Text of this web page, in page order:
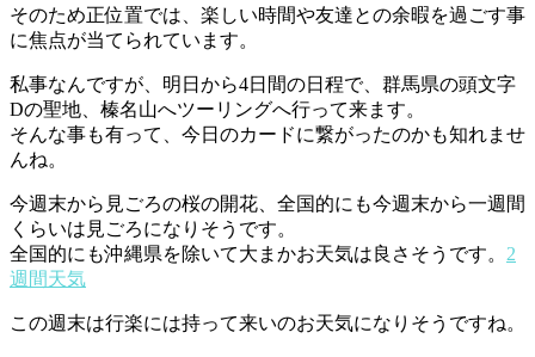
そのため正位置では、楽しい時間や友達との余暇を過ごす事
に焦点が当てられています。
私事なんですが、明日から4日間の日程で、群馬県の頭文字
Dの聖地、榛名山へツーリングへ行って来ます。
そんな事も有って、今日のカードに繋がったのかも知れませ
んね。
今週末から見ごろの桜の開花、全国的にも今週末から一週間
くらいは見ごろになりそうです。
全国的にも沖縄県を除いて大まかお天気は良さそうです。 2
週間天気
この週末は行楽には持って来いのお天気になりそうですね。